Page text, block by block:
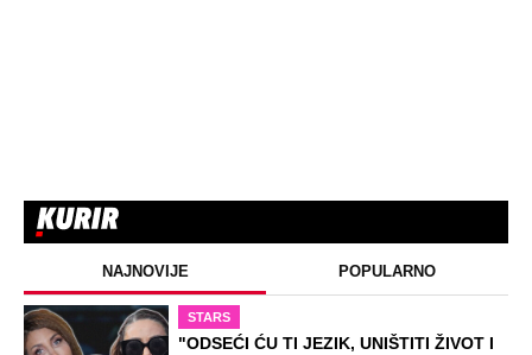
NAJNOVIJE POPULARNO
STARS
"ODSEĆI ĆU TI JEZIK, UNIŠTITI ŽIVOT I